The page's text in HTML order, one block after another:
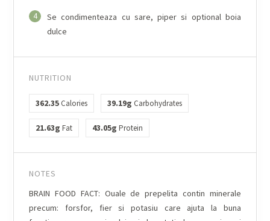
4
Se condimenteaza cu sare, piper si optional boia
dulce
NUTRITION
362.35 Calories 39.19g Carbohydrates
21.63g Fat 43.05g Protein
NOTES
BRAIN FOOD FACT: Ouale de prepelita contin minerale
precum: forsfor, fier si potasiu care ajuta la buna